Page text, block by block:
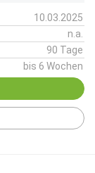
10.03.2025
n.a.
90 Tage
bis 6 Wochen